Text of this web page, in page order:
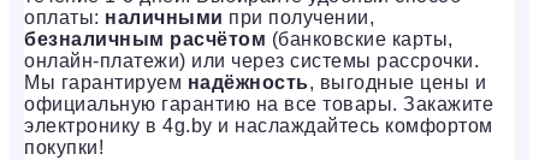
оплаты: наличными при получении,
безналичным расчётом (банковские карты,
онлайн-платежи) или через системы рассрочки.
Мы гарантируем надёжность, выгодные цены и
официальную гарантию на все товары. Закажите
электронику в 4g.by и наслаждайтесь комфортом
покупки!